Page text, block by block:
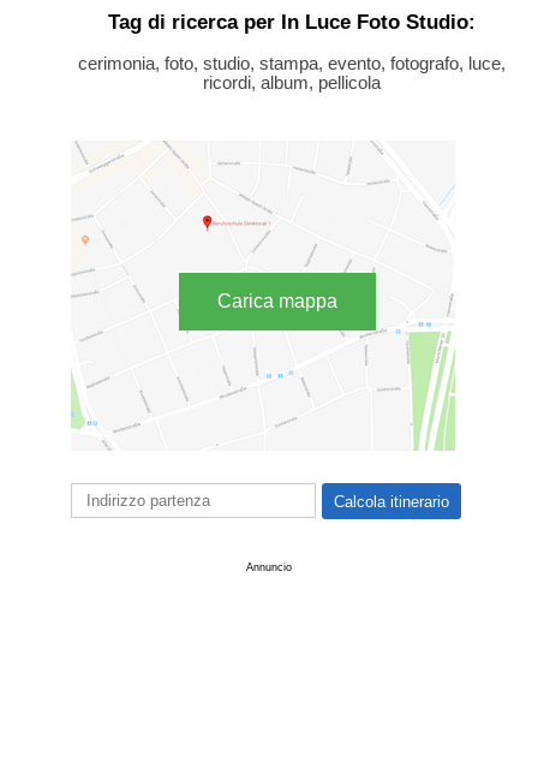
Tag di ricerca per In Luce Foto Studio:
cerimonia, foto, studio, stampa, evento, fotografo, luce,
ricordi, album, pellicola
Carica mappa
Annuncio